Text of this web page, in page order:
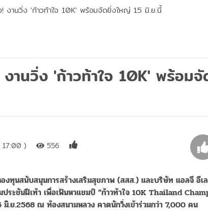
! งานวิ่ง 'ก้าวท้าใจ 10K' พร้อมจัดยิ่งใหญ่ 15 มิ.ย.นี้
านวิ่ง 'ก้าวท้าใจ 10K' พร้อม
17:00 ) 556
งทุนสนับสนุนการสร้างเสริมสุขภาพ (สสส.) และบริษัท แอลจี อี
ระชันฝีเท้า เพื่อเฟ้นหาแชมป์ “ก้าวท้าใจ 10K Thailand
.ย.2568 ณ ท้องสนามหลวง คาดนักวิ่งเข้าร่วมกว่า 7,000 คน